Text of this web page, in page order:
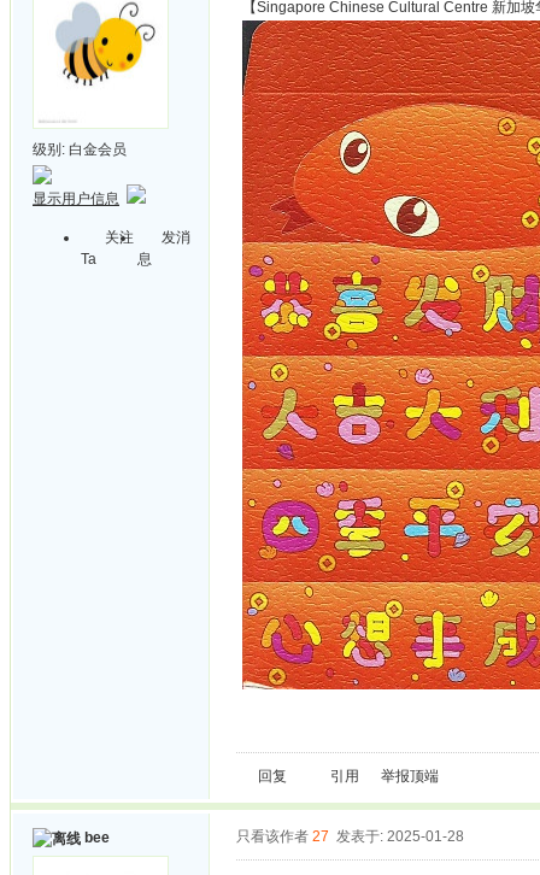
级别: 白金会员
显示用户信息
关注
Ta
发消
息
【Singapore Chinese Cultural Centre 新加
回复 引用 举报顶端
bee 只看该作者 27 发表于: 2025-01-28